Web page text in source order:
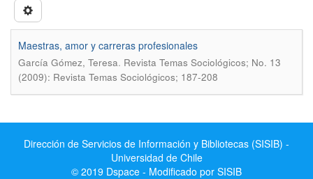
Maestras, amor y carreras profesionales
Garcí­a Gómez, Teresa. Revista Temas Sociológicos; No. 13
(2009): Revista Temas Sociológicos; 187-208
Dirección de Servicios de Información y Bibliotecas (SISIB) -
Universidad de Chile
© 2019 Dspace - Modificado por SISIB